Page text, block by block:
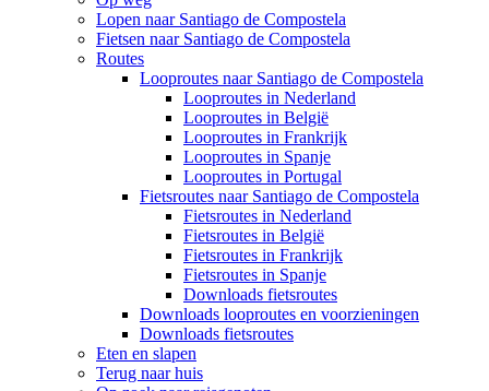
Lopen naar Santiago de Compostela
Fietsen naar Santiago de Compostela
Routes
Looproutes naar Santiago de Compostela
Looproutes in Nederland
Looproutes in België
Looproutes in Frankrijk
Looproutes in Spanje
Looproutes in Portugal
Fietsroutes naar Santiago de Compostela
Fietsroutes in Nederland
Fietsroutes in België
Fietsroutes in Frankrijk
Fietsroutes in Spanje
Downloads fietsroutes
Downloads looproutes en voorzieningen
Downloads fietsroutes
Eten en slapen
Terug naar huis